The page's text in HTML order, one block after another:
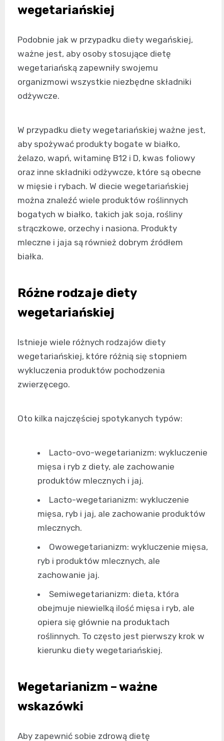
wegetariańskiej
Podobnie jak w przypadku diety wegańskiej,
ważne jest, aby osoby stosujące dietę
wegetariańską zapewniły swojemu
organizmowi wszystkie niezbędne składniki
odżywcze.
W przypadku diety wegetariańskiej ważne jest,
aby spożywać produkty bogate w białko,
żelazo, wapń, witaminę B12 i D, kwas foliowy
oraz inne składniki odżywcze, które są obecne
w mięsie i rybach. W diecie wegetariańskiej
można znaleźć wiele produktów roślinnych
bogatych w białko, takich jak soja, rośliny
strączkowe, orzechy i nasiona. Produkty
mleczne i jaja są również dobrym źródłem
białka.
Różne rodzaje diety
wegetariańskiej
Istnieje wiele różnych rodzajów diety
wegetariańskiej, które różnią się stopniem
wykluczenia produktów pochodzenia
zwierzęcego.
Oto kilka najczęściej spotykanych typów:
Lacto-ovo-wegetarianizm: wykluczenie
mięsa i ryb z diety, ale zachowanie
produktów mlecznych i jaj.
Lacto-wegetarianizm: wykluczenie
mięsa, ryb i jaj, ale zachowanie produktów
mlecznych.
Owowegetarianizm: wykluczenie mięsa,
ryb i produktów mlecznych, ale
zachowanie jaj.
Semiwegetarianizm: dieta, która
obejmuje niewielką ilość mięsa i ryb, ale
opiera się głównie na produktach
roślinnych. To często jest pierwszy krok w
kierunku diety wegetariańskiej.
Wegetarianizm – ważne
wskazówki
Aby zapewnić sobie zdrową dietę